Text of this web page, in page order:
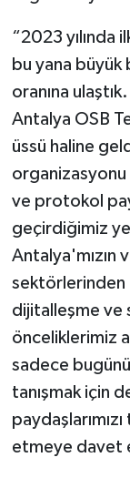
“2023 yılında
bu yana
oranına
Antalya OSB
üssü haline
ve protokol
geçirdiğimiz
Antalya'mızın
sektörlerinden
dijitalleşme ve
önceliklerimiz
sadece
tanışmak için
etmeye davet